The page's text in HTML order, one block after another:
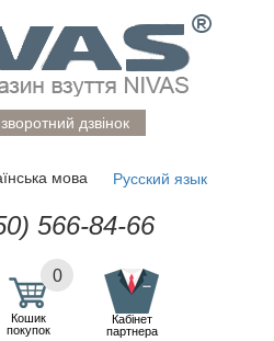
дзвінок
Русский язык
мова
566-84-66
0
Кошик
покупок
Кабінет
партнера